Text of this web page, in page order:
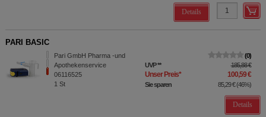
Details
PARI BASIC
Pari GmbH Pharma -und
Apothekenservice
06116525
1 St
0
UVP** 185,88 €
Unser Preis* 100,59 €
Sie sparen 85,29 €(46%)
Details